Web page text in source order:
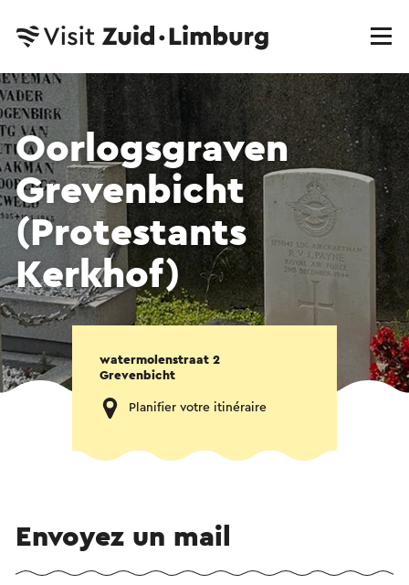
Oorlogsgraven
Grevenbicht
(Protestants
Kerkhof)
watermolenstraat 2
Grevenbicht
Planifier votre itinéraire
Envoyez un mail